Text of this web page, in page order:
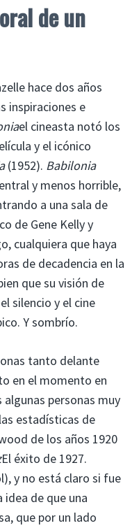
de un
hace dos años
inspiraciones e
el cineasta notó los
y el icónico
(1952). Babilonia
y menos horrible,
a una sala de
de Gene Kelly y
cualquiera que haya
de decadencia en la
que su visión de
silencio y el cine
Y sombrío.
tanto delante
en el momento en
personas muy
estadísticas de
de los años 1920
El éxito de 1927.
y no está claro si fue
de que una
que por un lado